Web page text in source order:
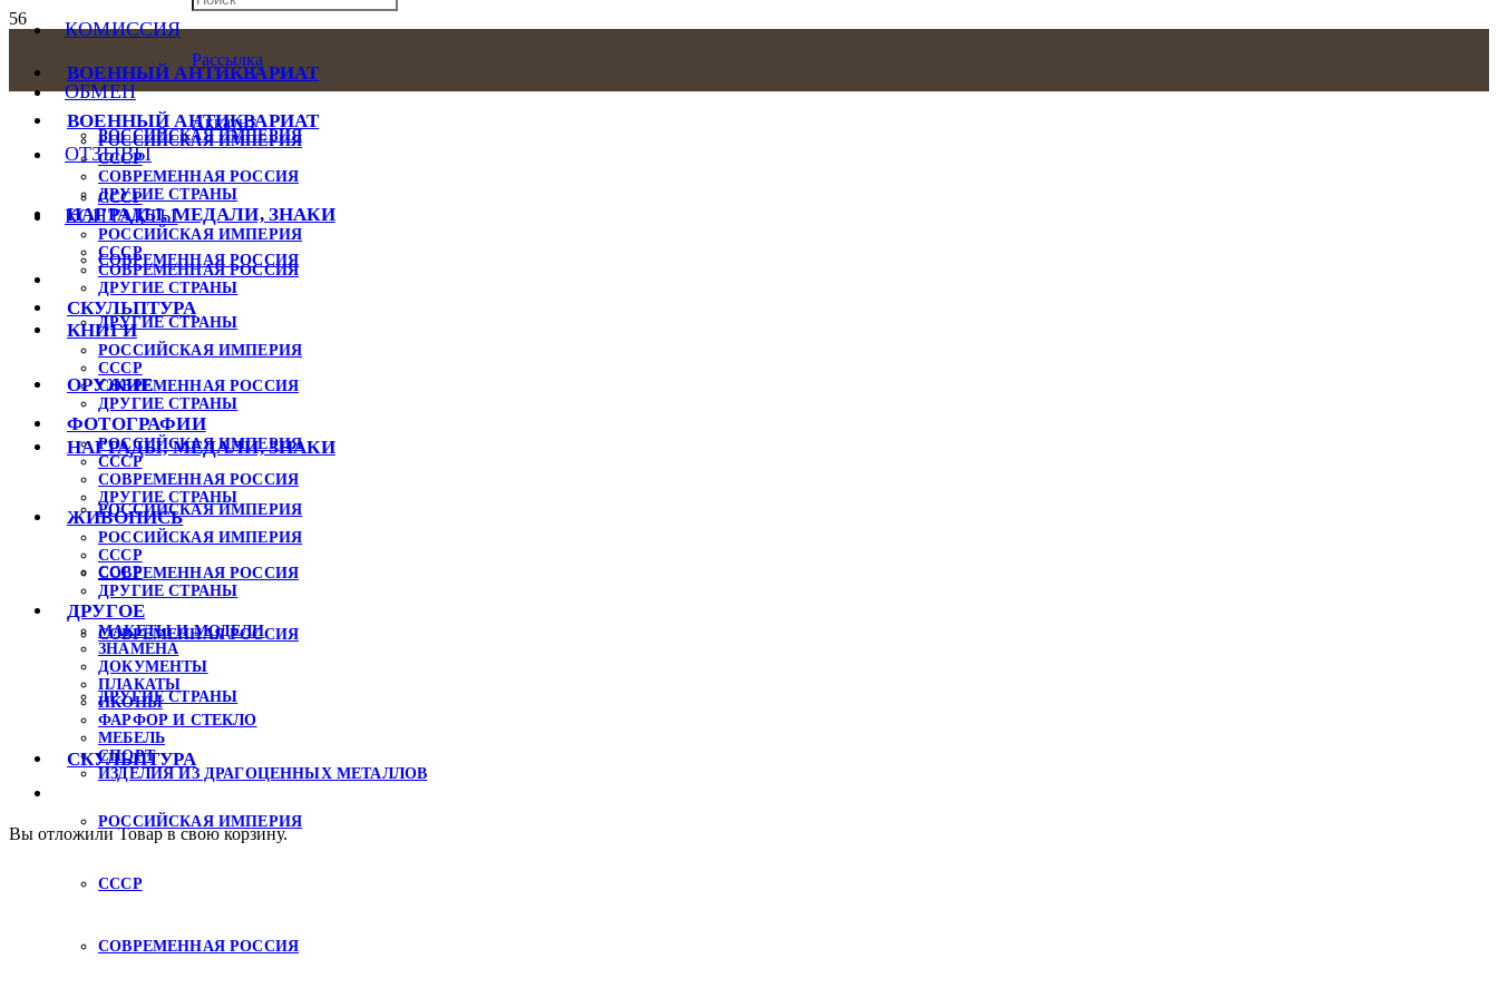
КОМИССИЯ
ОБМЕН
ОТЗЫВЫ
КОНТАКТЫ
Рассылка
Аккаунт
ВОЕННЫЙ АНТИКВАРИАТ
РОССИЙСКАЯ ИМПЕРИЯ
СССР
СОВРЕМЕННАЯ РОССИЯ
ДРУГИЕ СТРАНЫ
НАГРАДЫ, МЕДАЛИ, ЗНАКИ
РОССИЙСКАЯ ИМПЕРИЯ
СССР
СОВРЕМЕННАЯ РОССИЯ
ДРУГИЕ СТРАНЫ
СКУЛЬПТУРА
КНИГИ
РОССИЙСКАЯ ИМПЕРИЯ
СССР
СОВРЕМЕННАЯ РОССИЯ
ДРУГИЕ СТРАНЫ
ФОТОГРАФИИ
РОССИЙСКАЯ ИМПЕРИЯ
СССР
СОВРЕМЕННАЯ РОССИЯ
ДРУГИЕ СТРАНЫ
ЖИВОПИСЬ
РОССИЙСКАЯ ИМПЕРИЯ
СССР
СОВРЕМЕННАЯ РОССИЯ
ДРУГИЕ СТРАНЫ
ДРУГОЕ
МАКЕТЫ И МОДЕЛИ
ЗНАМЕНА
ДОКУМЕНТЫ
ПЛАКАТЫ
ИКОНЫ
ФАРФОР И СТЕКЛО
МЕБЕЛЬ
СПОРТ
ИЗДЕЛИЯ ИЗ ДРАГОЦЕННЫХ МЕТАЛЛОВ
Вы отложилиТоварв свою корзину.
ВОЕННЫЙ АНТИКВАРИАТ
РОССИЙСКАЯ ИМПЕРИЯ
СССР
СОВРЕМЕННАЯ РОССИЯ
ДРУГИЕ СТРАНЫ
ОРУЖИЕ
НАГРАДЫ, МЕДАЛИ, ЗНАКИ
РОССИЙСКАЯ ИМПЕРИЯ
СССР
СОВРЕМЕННАЯ РОССИЯ
ДРУГИЕ СТРАНЫ
СКУЛЬПТУРА
РОССИЙСКАЯ ИМПЕРИЯ
СССР
СОВРЕМЕННАЯ РОССИЯ